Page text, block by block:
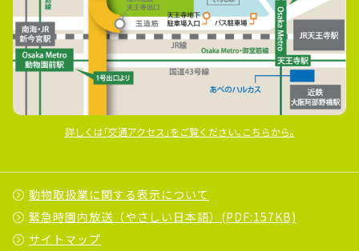
詳しくは｢交通アクセス｣をご覧ください｡こちらから｡
動物取扱業に関する表示について
緊急時園内放送（やさしい日本語）(PDF:157KB)
サイトマップ